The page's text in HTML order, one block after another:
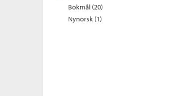
Bokmål (20)
Nynorsk (1)